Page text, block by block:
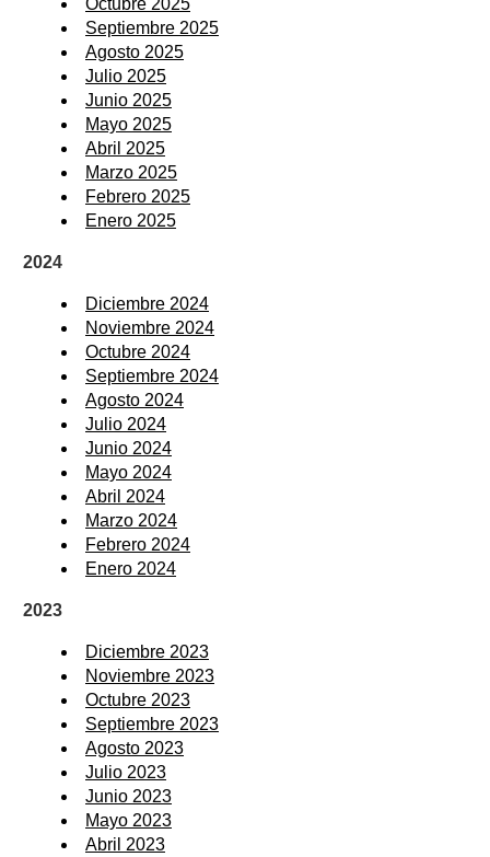
Septiembre 2025
Agosto 2025
Julio 2025
Junio 2025
Mayo 2025
Abril 2025
Marzo 2025
Febrero 2025
Enero 2025
2024
Diciembre 2024
Noviembre 2024
Octubre 2024
Septiembre 2024
Agosto 2024
Julio 2024
Junio 2024
Mayo 2024
Abril 2024
Marzo 2024
Febrero 2024
Enero 2024
2023
Diciembre 2023
Noviembre 2023
Octubre 2023
Septiembre 2023
Agosto 2023
Julio 2023
Junio 2023
Mayo 2023
Abril 2023